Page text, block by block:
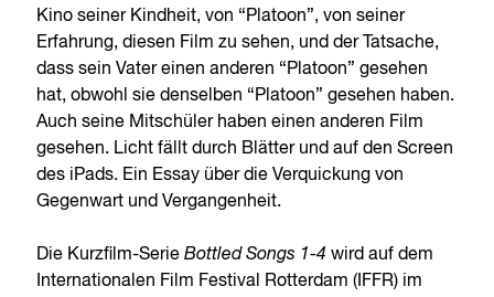
Kino seiner Kindheit, von “Platoon”, von seiner
Erfahrung, diesen Film zu sehen, und der Tatsache,
dass sein Vater einen anderen “Platoon” gesehen
hat, obwohl sie denselben “Platoon” gesehen haben.
Auch seine Mitschüler haben einen anderen Film
gesehen. Licht fällt durch Blätter und auf den Screen
des iPads. Ein Essay über die Verquickung von
Gegenwart und Vergangenheit.
Die Kurzfilm-SerieBottled Songs 1-4wird auf dem
Internationalen Film Festival Rotterdam (IFFR) im